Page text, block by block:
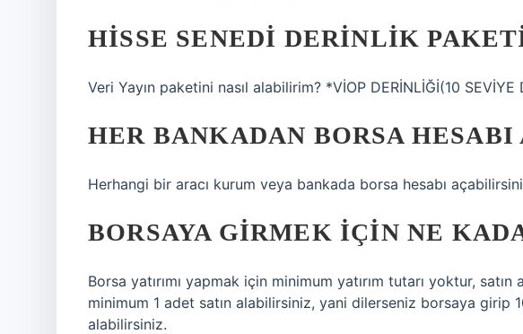
HISSE SENEDI DERINLIK
Veri Yayın paketini nasıl alabilirim? *VİOP DERİNLİĞİ(10
HER BANKADAN BORSA
Herhangi bir aracı kurum veya bankada borsa hesabı
BORSAYA GIRMEK IÇIN NE
Borsa yatırımı yapmak için minimum yatırım tutarı yoktur,
minimum 1 adet satın alabilirsiniz, yani dilerseniz borsaya girip
alabilirsiniz.